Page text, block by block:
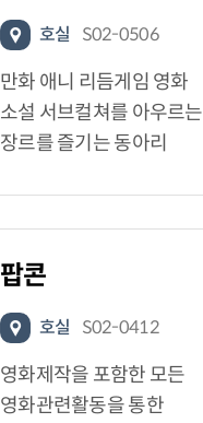
호실 S02-0506
만화 애니 리듬게임 영화
소설 서브컬쳐를 아우르는
장르를 즐기는 동아리
팝콘
호실 S02-0412
영화제작을 포함한 모든
영화관련활동을 통한